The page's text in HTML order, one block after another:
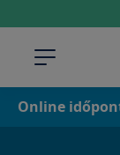
Online